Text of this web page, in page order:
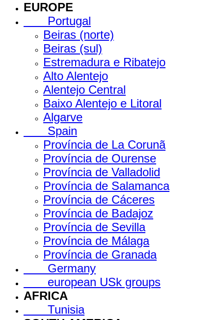
EUROPE
Portugal
Beiras (norte)
Beiras (sul)
Estremadura e Ribatejo
Alto Alentejo
Alentejo Central
Baixo Alentejo e Litoral
Algarve
Spain
Província de La Corunã
Província de Ourense
Província de Valladolid
Província de Salamanca
Província de Cáceres
Província de Badajoz
Província de Sevilla
Província de Málaga
Província de Granada
Germany
european USk groups
AFRICA
Tunisia